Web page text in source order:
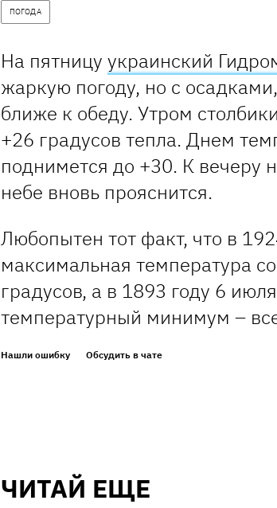
ПОГОДА
На пятницу украинский
жаркую погоду, но с
ближе к обеду. Утром
+26 градусов тепла. Днем
поднимется до +30. К вечеру
небе вновь прояснится.
Любопытен тот факт, что в
максимальная температура
градусов, а в 1893 году 6
температурный минимум –
Нашли ошибку Обсудить в чате
ЧИТАЙ ЕЩЕ